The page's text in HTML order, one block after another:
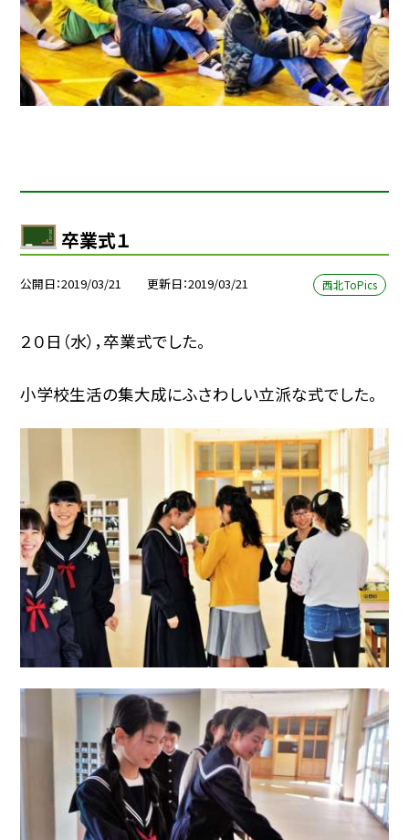
卒業式１
公開日 2019/03/21 更新日 2019/03/21 西北ToPics
２０日（水），卒業式でした。
小学校生活の集大成にふさわしい立派な式でした。